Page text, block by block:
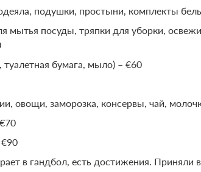
подушки, простыни, комплекты
посуды, тряпки для уборки,
бумага, мыло) – €60
овощи, заморозка, консервы, чай,
в гандбол, есть достижения. Приняли